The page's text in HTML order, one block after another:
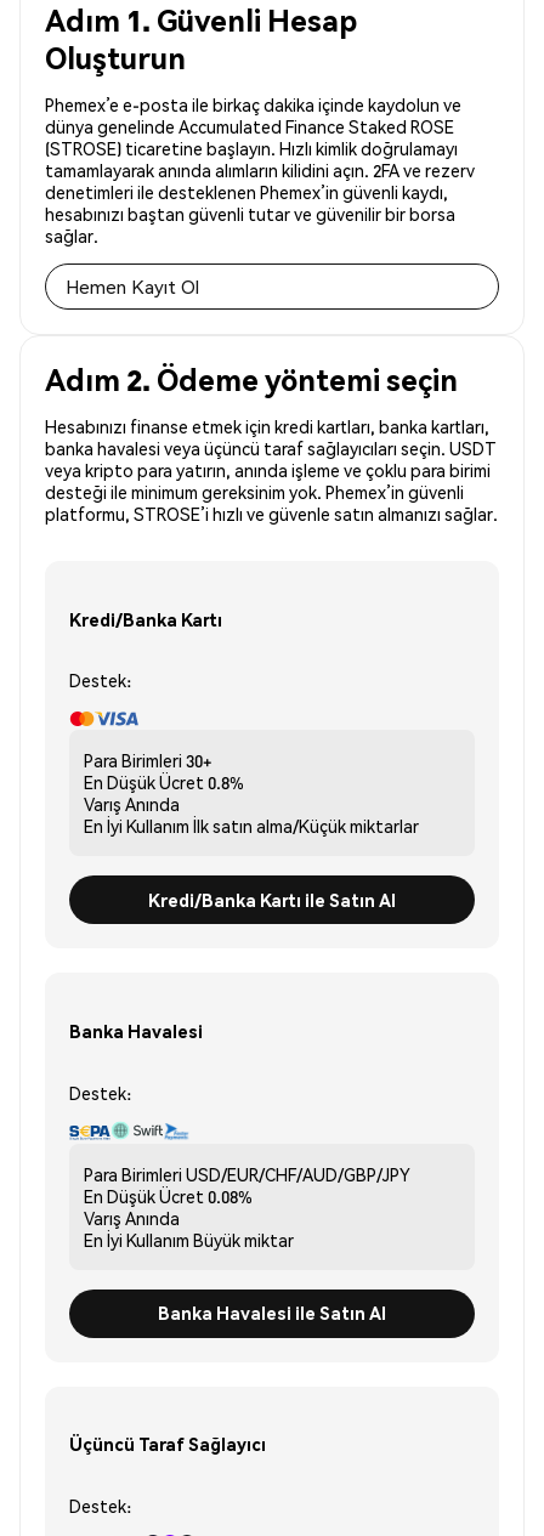
Adım 1. Güvenli Hesap
Oluşturun
Phemex’e e-posta ile birkaç dakika içinde kaydolun ve
dünya genelinde Accumulated Finance Staked ROSE
(STROSE) ticaretine başlayın. Hızlı kimlik doğrulamayı
tamamlayarak anında alımların kilidini açın. 2FA ve rezerv
denetimleri ile desteklenen Phemex’in güvenli kaydı,
hesabınızı baştan güvenli tutar ve güvenilir bir borsa
sağlar.
Hemen Kayıt Ol
Adım 2. Ödeme yöntemi seçin
Hesabınızı finanse etmek için kredi kartları, banka kartları,
banka havalesi veya üçüncü taraf sağlayıcıları seçin. USDT
veya kripto para yatırın, anında işleme ve çoklu para birimi
desteği ile minimum gereksinim yok. Phemex’in güvenli
platformu, STROSE’i hızlı ve güvenle satın almanızı sağlar.
Kredi/Banka Kartı
Destek:
Para Birimleri 30+
En Düşük Ücret 0.8%
Varış Anında
En İyi Kullanım İlk satın alma/Küçük miktarlar
Kredi/Banka Kartı ile Satın Al
Banka Havalesi
Destek:
Para Birimleri USD/EUR/CHF/AUD/GBP/JPY
En Düşük Ücret 0.08%
Varış Anında
En İyi Kullanım Büyük miktar
Banka Havalesi ile Satın Al
Üçüncü Taraf Sağlayıcı
Destek: